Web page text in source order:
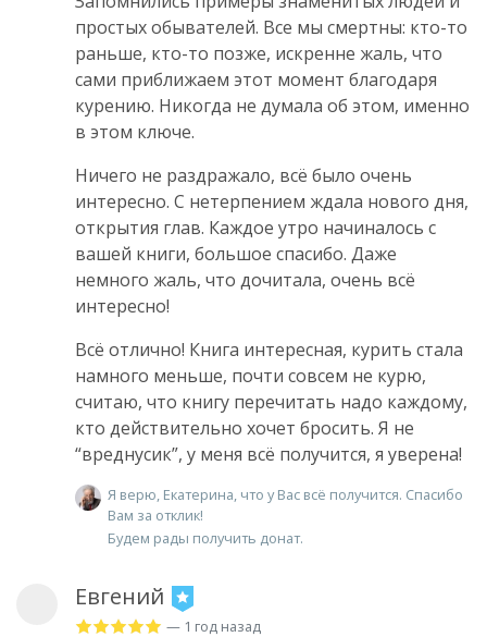
простых обывателей. Все мы смертны: кто-то
раньше, кто-то позже, искренне жаль, что
сами приближаем этот момент благодаря
курению. Никогда не думала об этом, именно
в этом ключе.
Ничего не раздражало, всё было очень
интересно. С нетерпением ждала нового дня,
открытия глав. Каждое утро начиналось с
вашей книги, большое спасибо. Даже
немного жаль, что дочитала, очень всё
интересно!
Всё отлично! Книга интересная, курить стала
намного меньше, почти совсем не курю,
считаю, что книгу перечитать надо каждому,
кто действительно хочет бросить. Я не
“вреднусик”, у меня всё получится, я уверена!
Я верю, Екатерина, что у Вас всё получится. Спасибо
Вам за отклик!
Будем рады получить донат.
Евгений
— 1 год назад